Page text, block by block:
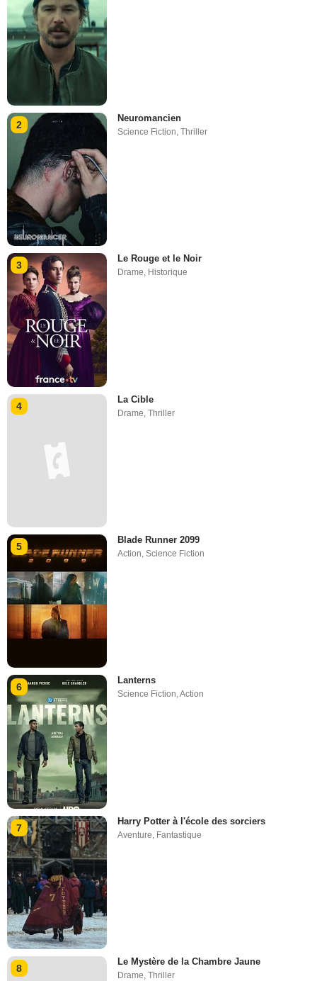
2
Neuromancien
Science Fiction,Thriller
3
Le Rouge et le Noir
Drame, Historique
4
La Cible
Drame ,Thriller
5
Blade Runner 2099
Action,Science Fiction
6
Lanterns
Science Fiction,Action
7
Harry Potter à l'école des sorciers
Aventure Fantastique
8
Le Mystère de la Chambre Jaune
Drame,Thriller